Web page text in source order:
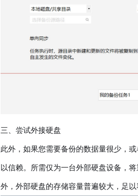
三、尝试外接硬盘
此外，如果您需要备份的数据量很少，
以信赖。所需仅为一台外部硬盘设备，
外，外部硬盘的存储容量普遍较大，足